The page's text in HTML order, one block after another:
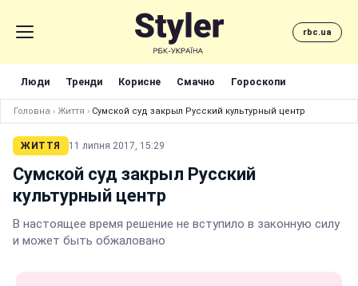
rbc.ua
Люди Тренди Корисне Смачно Гороскопи
Головна › Життя › Сумской суд закрыл Русский культурный центр
ЖИТТЯ 11 липня 2017, 15:29
Сумской суд закрыл Русский
культурный центр
В настоящее время решение не вступило в законную силу
и может быть обжаловано